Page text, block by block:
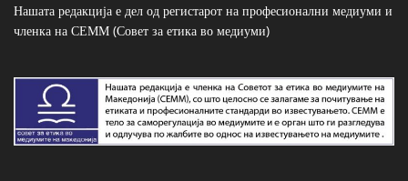
Нашата редакција е дел од регистарот на професионални медиуми и
членка на СЕММ (Совет за етика во медиуми)